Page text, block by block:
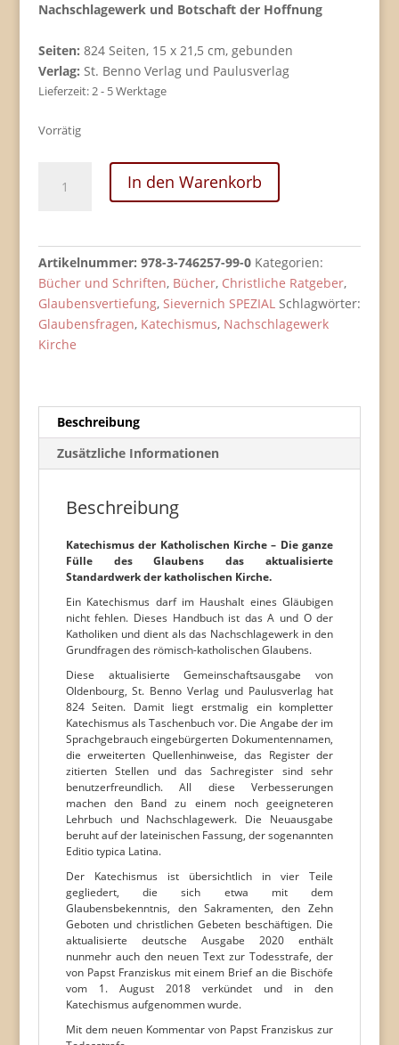
Nachschlagewerk und Botschaft der Hoffnung
Seiten: 824 Seiten, 15 x 21,5 cm, gebunden
Verlag: St. Benno Verlag und Paulusverlag
Lieferzeit:2 - 5 Werktage
Vorrätig
Katechismus
Hardcover
Menge
In den Warenkorb
Artikelnummer: 978-3-746257-99-0 Kategorien:
Bücher und Schriften, Bücher, Christliche Ratgeber,
Glaubensvertiefung, Sievernich SPEZIAL Schlagwörter:
Glaubensfragen, Katechismus, Nachschlagewerk
Kirche
Beschreibung
Zusätzliche Informationen
Beschreibung
Katechismus der Katholischen Kirche – Die ganze
Fülle des Glaubens das aktualisierte
Standardwerk der katholischen Kirche.
Ein Katechismus darf im Haushalt eines Gläubigen
nicht fehlen. Dieses Handbuch ist das A und O der
Katholiken und dient als das Nachschlagewerk in den
Grundfragen des römisch-katholischen Glaubens.
Diese aktualisierte Gemeinschaftsausgabe von
Oldenbourg, St. Benno Verlag und Paulusverlag hat
824 Seiten. Damit liegt erstmalig ein kompletter
Katechismus als Taschenbuch vor. Die Angabe der im
Sprachgebrauch eingebürgerten Dokumentennamen,
die erweiterten Quellenhinweise, das Register der
zitierten Stellen und das Sachregister sind sehr
benutzerfreundlich. All diese Verbesserungen
machen den Band zu einem noch geeigneteren
Lehrbuch und Nachschlagewerk. Die Neuausgabe
beruht auf der lateinischen Fassung, der sogenannten
Editio typica Latina.
Der Katechismus ist übersichtlich in vier Teile
gegliedert, die sich etwa mit dem
Glaubensbekenntnis, den Sakramenten, den Zehn
Geboten und christlichen Gebeten beschäftigen. Die
aktualisierte deutsche Ausgabe 2020 enthält
nunmehr auch den neuen Text zur Todesstrafe, der
von Papst Franziskus mit einem Brief an die Bischöfe
vom 1. August 2018 verkündet und in den
Katechismus aufgenommen wurde.
Mit dem neuen Kommentar von Papst Franziskus zur